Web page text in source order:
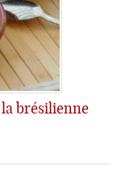
la brésilienne